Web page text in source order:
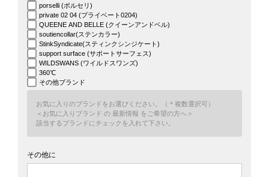
porselli (ポルセリ)
private 02 04 (プライベート0204)
QUEENE AND BELLE (クイーンアンドベル)
soutiencollar(ステンカラー)
StinkSyndicate(スティンクシンジケート)
support surface (サポートサーフェス)
WILDSWANS (ワイルドスワンズ)
360℃
その他ブランド
お気に入りのブランドをお選びください。（＊複数選択可）
＜ お気に入りブランド の 最新情報 をご希望の方へ＞
該当するブランドにチェックを入れて下さい。
その他に